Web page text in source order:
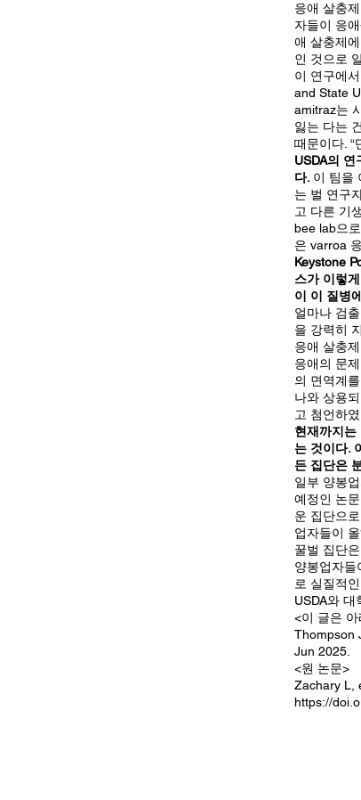
응애 살충
자들이 응
애 살충제
인 것으로
이 연구에
and State
amitraz는
잃는 다는
때문이다. “
USDA의
다. 이 팀을
는 벌 연구
고 다른 기
bee lab으
은 varroa
Keystone
스가 이렇
이 이 질병
얼마나 검
을 강력히
응애 살충
응애의 문
의 면역계
나와 상용
고 첨언하였
현재까지는
는 것이다.
든 집단은
일부 양봉
예정인 논
운 집단으
업자들이
꿀벌 집단
양봉업자들
로 실질적
USDA와 대
<이 글은
Thompson
Jun 2025.
<원 논문>
Zachary L,
https://